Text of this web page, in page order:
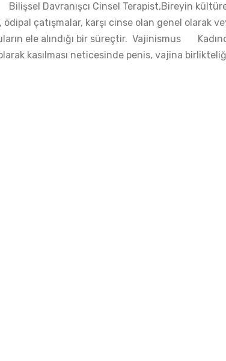
Davranışcı Cinsel Terapist,Bireyin
çatışmalar, karşı cinse olan genel olarak
ele alındığı bir süreçtir. Vajinismus
kasılması neticesinde penis, vajina